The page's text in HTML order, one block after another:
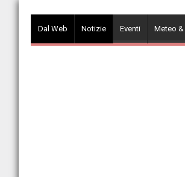
contentDal Web Notizie Eventi Meteo